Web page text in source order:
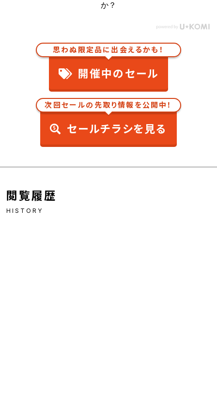
か？
思わぬ限定品に出会えるかも！
開催中のセール
次回セールの先取り情報を公開中！
セールチラシを見る
閲覧履歴
HISTORY